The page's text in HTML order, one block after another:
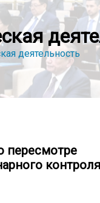
деятельность
пересмотре
контроля